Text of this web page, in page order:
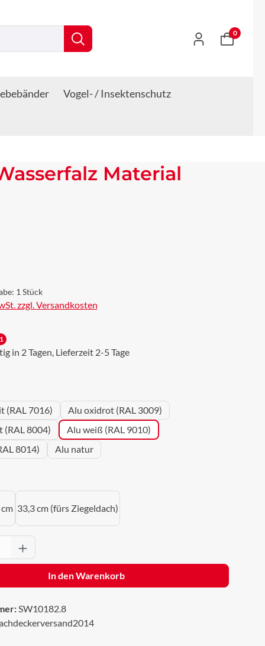
0
Vogel- / Insektenschutz
Material
1 Stück
zzgl. Versandkosten
in 2 Tagen, Lieferzeit 2-5 Tage
(RAL 7016)
Alu oxidrot (RAL 3009)
(RAL 8004)
Alu weiß (RAL 9010)
8014)
Alu natur
33,3 cm (fürs Ziegeldach)
Gib den gewünschten Wert ein
In den Warenkorb
SW10182.8